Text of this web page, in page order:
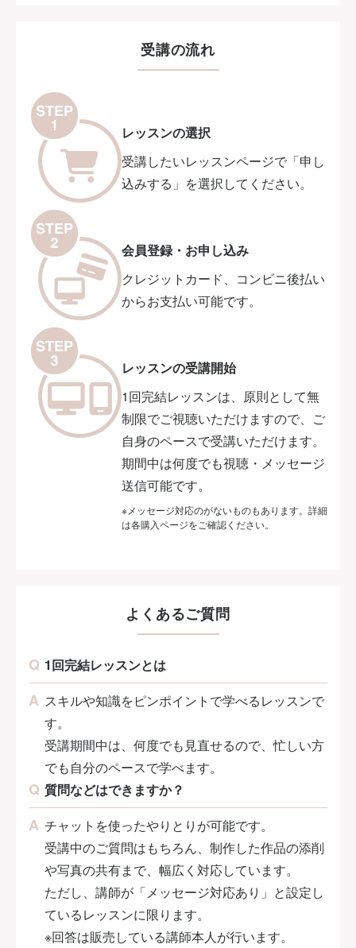
受講の流れ
レッスンの選択
受講したいレッスンページで「申し
込みする」を選択してください。
会員登録・お申し込み
クレジットカード、コンビニ後払い
からお支払い可能です。
レッスンの受講開始
1回完結レッスンは、原則として無
制限でご視聴いただけますので、ご
自身のペースで受講いただけます。
期間中は何度でも視聴・メッセージ
送信可能です。
※メッセージ対応のがないものもあります。詳細
は各購入ページをご確認ください。
よくあるご質問
1回完結レッスンとは
スキルや知識をピンポイントで学べるレッスンで
す。
受講期間中は、何度でも見直せるので、忙しい方
でも自分のペースで学べます。
質問などはできますか？
チャットを使ったやりとりが可能です。
受講中のご質問はもちろん、制作した作品の添削
や写真の共有まで、幅広く対応しています。
ただし、講師が「メッセージ対応あり」と設定し
ているレッスンに限ります。
※回答は販売している講師本人が行います。